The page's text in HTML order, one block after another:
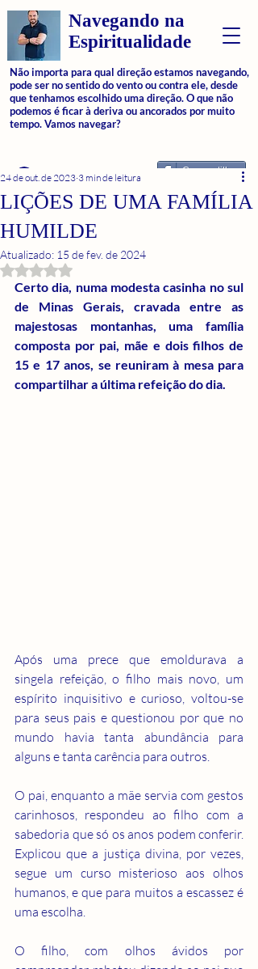
Navegando na
Espiritualidade
Não importa para qual direção estamos navegando,
pode ser no sentido do vento ou contra ele, desde
que tenhamos escolhido uma direção. O que não
podemos é ficar à deriva ou ancorados por muito
tempo. Vamos navegar?
Login Compartilhar
LIÇÕES DE UMA FAMÍLIA
HUMILDE
24 de out. de 2023 3 min de leitura
Atualizado: 15 de fev. de 2024
Avaliado com NaN de 5 estrelas.
Certo dia, numa modesta casinha no sul
de Minas Gerais, cravada entre as
majestosas montanhas, uma família
composta por pai, mãe e dois filhos de
15 e 17 anos, se reuniram à mesa para
compartilhar a última refeição do dia.
Após uma prece que emoldurava a
singela refeição, o filho mais novo, um
espírito inquisitivo e curioso, voltou-se
para seus pais e questionou por que no
mundo havia tanta abundância para
alguns e tanta carência para outros.
O pai, enquanto a mãe servia com gestos
carinhosos, respondeu ao filho com a
sabedoria que só os anos podem conferir.
Explicou que a justiça divina, por vezes,
segue um curso misterioso aos olhos
humanos, e que para muitos a escassez é
uma escolha.
O filho, com olhos ávidos por